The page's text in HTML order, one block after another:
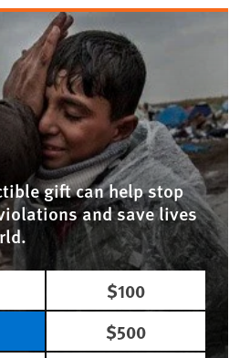
gift can help stop
and save lives
$100
$500